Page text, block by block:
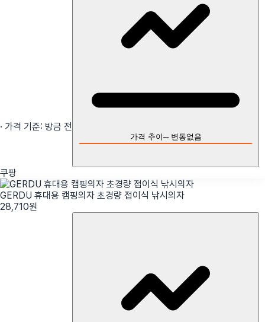
· 가격 기준: 방금 전
가격 추이─ 변동없음
쿠팡
GERDU 휴대용 캠핑의자 초경량 접이식 낚시의자
28,710원